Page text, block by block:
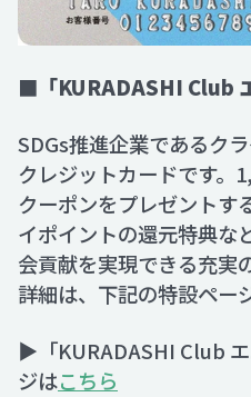
■「KURADASHI Club
SDGs推進企業であるク
クレジットカードです。
クーポンをプレゼントす
イポイントの還元特典な
会貢献を実現できる充実
詳細は、下記の特設ペー
▶「KURADASHI Club
ジはこちら